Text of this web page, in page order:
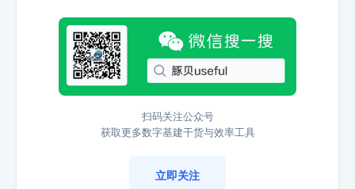
扫码关注公众号
获取更多数字基建干货与效率工具
立即关注